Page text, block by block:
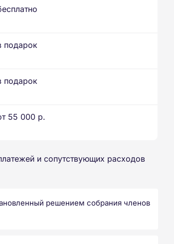
подарок
подарок
55 000 р.
и сопутствующих расходов
решением собрания членов